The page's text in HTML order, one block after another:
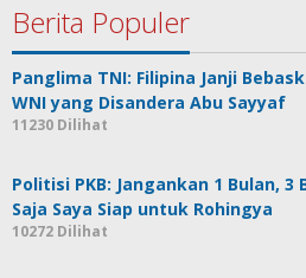
Berita Populer
Panglima TNI: Filipina Janji
WNI yang Disandera Abu Sayyaf
11230 Dilihat
Politisi PKB: Jangankan 1 Bulan, 3
Saja Saya Siap untuk Rohingya
10272 Dilihat